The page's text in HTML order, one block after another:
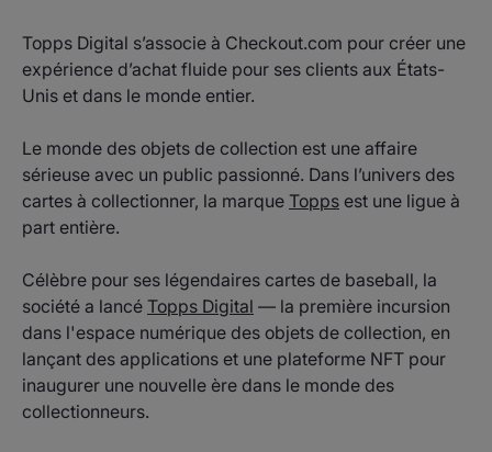
Topps Digital s’associe à Checkout.com pour créer une
expérience d’achat fluide pour ses clients aux États-
Unis et dans le monde entier.
Le monde des objets de collection est une affaire
sérieuse avec un public passionné. Dans l’univers des
cartes à collectionner, la marque Topps est une ligue à
part entière.
Célèbre pour ses légendaires cartes de baseball, la
société a lancé Topps Digital — la première incursion
dans l'espace numérique des objets de collection, en
lançant des applications et une plateforme NFT pour
inaugurer une nouvelle ère dans le monde des
collectionneurs.